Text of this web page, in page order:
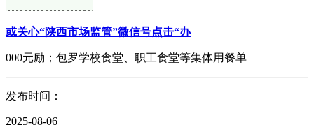
或关心“陕西市场监管”微信号点击“办
000元励；包罗学校食堂、职工食堂等集体用餐单
发布时间：
2025-08-06